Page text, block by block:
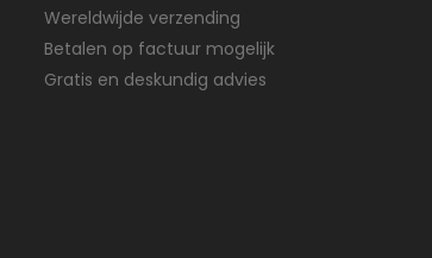
Wereldwijde verzending
Betalen op factuur mogelijk
Gratis en deskundig advies